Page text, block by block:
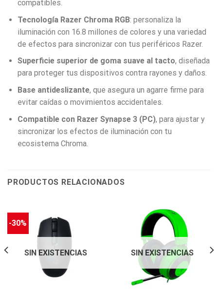
compatibles.
Tecnología Razer Chroma RGB: personaliza la
iluminación con 16.8 millones de colores y una variedad
de efectos para sincronizar con tus periféricos Razer.
Superficie superior de goma suave al tacto, diseñada
para proteger tus dispositivos contra rayones y daños.
Base antideslizante, que asegura un agarre firme para
evitar caídas o movimientos accidentales.
Compatible con Razer Synapse 3 (PC), para ajustar y
sincronizar los efectos de iluminación con tu
ecosistema Chroma.
PRODUCTOS RELACIONADOS
-30%
SIN EXISTENCIAS SIN EXISTENCIAS